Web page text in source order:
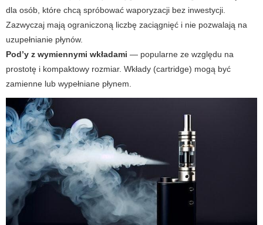
dla osób, które chcą spróbować waporyzacji bez inwestycji.
Zazwyczaj mają ograniczoną liczbę zaciągnięć i nie pozwalają na
uzupełnianie płynów.
Pod’y z wymiennymi wkładami — popularne ze względu na
prostotę i kompaktowy rozmiar. Wkłady (cartridge) mogą być
zamienne lub wypełniane płynem.